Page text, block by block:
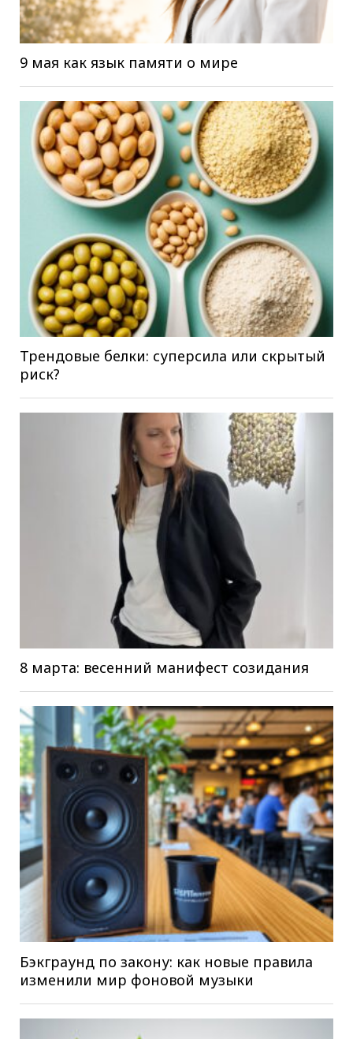
9 мая как язык памяти о мире
Трендовые белки: суперсила или скрытый
риск?
8 марта: весенний манифест созидания
Бэкграунд по закону: как новые правила
изменили мир фоновой музыки